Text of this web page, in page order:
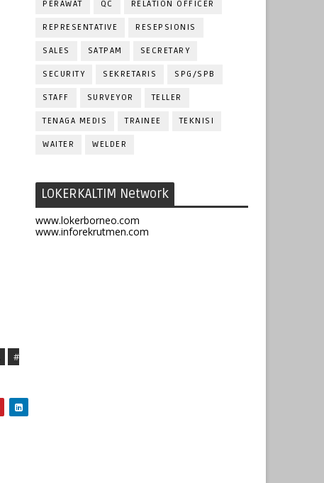
#
PERAWAT QC RELATION OFFICER
REPRESENTATIVE RESEPSIONIS
SALES SATPAM SECRETARY
SECURITY SEKRETARIS SPG/SPB
STAFF SURVEYOR TELLER
TENAGA MEDIS TRAINEE TEKNISI
WAITER WELDER
LOKERKALTIM Network
www.lokerborneo.com
www.inforekrutmen.com